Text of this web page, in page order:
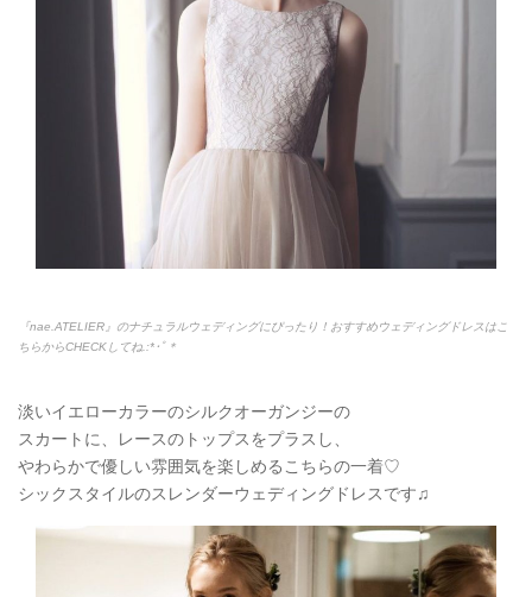
『nae.ATELIER』のナチュラルウェディングにぴったり！おすすめウェディングドレスはこ
ちらからCHECKしてね.:*･ﾟ＊
淡いイエローカラーのシルクオーガンジーの
スカートに、レースのトップスをプラスし、
やわらかで優しい雰囲気を楽しめるこちらの一着♡
シックスタイルのスレンダーウェディングドレスです♫